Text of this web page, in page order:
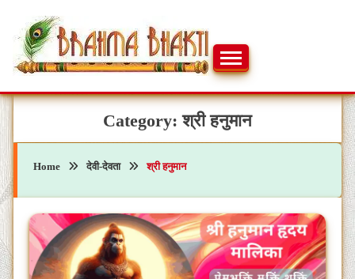
content
ब्रह्मभक्ती
Category:श्री हनुमान
Home देवी-देवता श्री हनुमान